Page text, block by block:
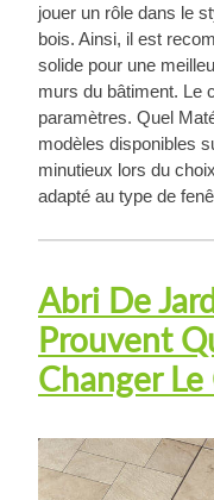
jouer un rôle dans le
bois. Ainsi, il est
solide pour une
murs du bâtiment. Le
paramètres. Quel
modèles disponibles
minutieux lors du
adapté au type de
Abri De
Prouvent
Changer